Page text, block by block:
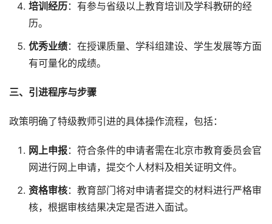
培训经历：有参与省级以上教育培训及学科教研的经
历。
优秀业绩：在授课质量、学科组建设、学生发展等方面
有可量化的成绩。
三、引进程序与步骤
政策明确了特级教师引进的具体操作流程，包括：
网上申报：符合条件的申请者需在北京市教育委员会官
网进行网上申请，提交个人材料及相关证明文件。
资格审核：教育部门将对申请者提交的材料进行严格审
核，根据审核结果决定是否进入面试。